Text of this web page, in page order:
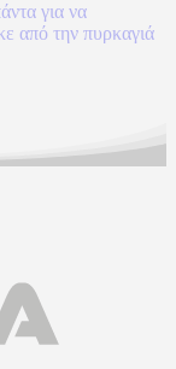
για να
από την πυρκαγιά